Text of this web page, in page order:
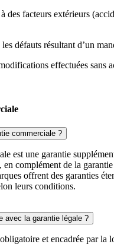
des facteurs extérieurs
défauts résultant d’un
effectuées sans
commerciale ?
est une garantie
en complément de la
offrent des garanties
leurs conditions.
avec la garantie légale ?
et encadrée par la